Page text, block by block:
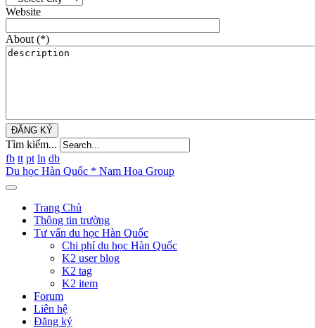
Website
About (*)
ĐĂNG KÝ
Tìm kiếm...
fb tt pt ln db
Du học Hàn Quốc * Nam Hoa Group
Trang Chủ
Thông tin trường
Tư vấn du học Hàn Quốc
Chi phí du học Hàn Quốc
K2 user blog
K2 tag
K2 item
Forum
Liên hệ
Đăng ký